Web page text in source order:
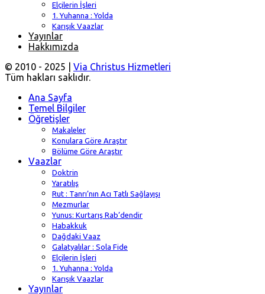
Elçilerin İşleri
1. Yuhanna : Yolda
Karışık Vaazlar
Yayınlar
Hakkımızda
© 2010 - 2025 | Via Christus Hizmetleri
Tüm hakları saklıdır.
Ana Sayfa
Temel Bilgiler
Öğretişler
Makaleler
Konulara Göre Araştır
Bölüme Göre Araştır
Vaazlar
Doktrin
Yaratılış
Rut : Tanrı’nın Acı Tatlı Sağlayışı
Mezmurlar
Yunus: Kurtarış Rab’dendir
Habakkuk
Dağdaki Vaaz
Galatyalılar : Sola Fide
Elçilerin İşleri
1. Yuhanna : Yolda
Karışık Vaazlar
Yayınlar